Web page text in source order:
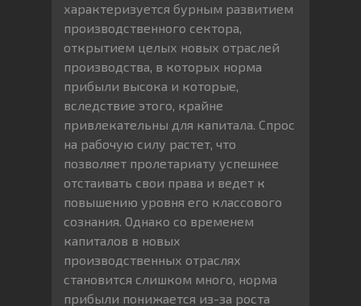
характеризуется бурным развитием
производственного сектора,
открытием целых новых отраслей
производства, в которых норма
прибыли высока и которые,
вследствие этого, крайне
привлекательны для капитала. Спрос
на рабочую силу растет, что
позволяет пролетариату успешнее
отстаивать свои права и ведет к
повышению уровня его классового
сознания. Однако со временем
капиталов в новых
производственных отраслях
становится слишком много, норма
прибыли понижается из-за роста